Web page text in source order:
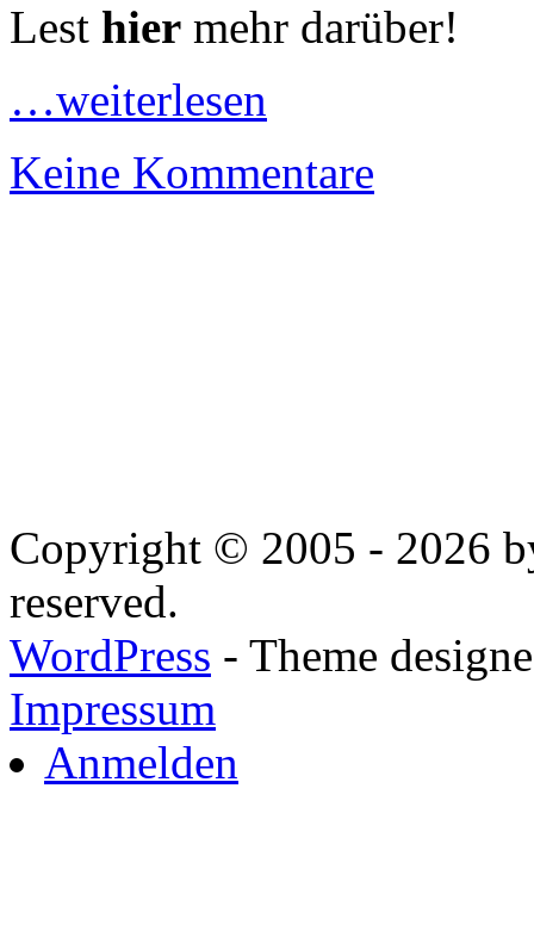
Lest hier mehr darüber!
…weiterlesen
Keine Kommentare
Copyright © 2005 - 2026
reserved.
WordPress - Theme
Impressum
Anmelden